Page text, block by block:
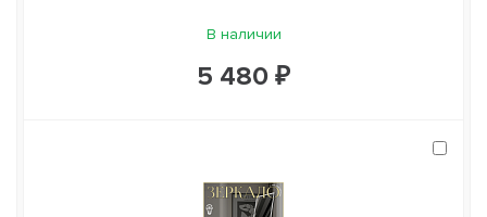
В наличии
5 480 ₽